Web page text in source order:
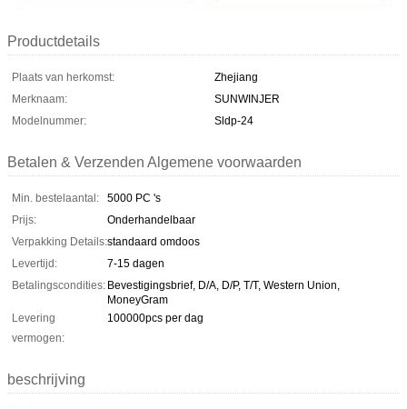
Productdetails
Plaats van herkomst:
Zhejiang
Merknaam:
SUNWINJER
Modelnummer:
Sldp-24
Betalen & Verzenden Algemene voorwaarden
Min. bestelaantal:
5000 PC 's
Prijs:
Onderhandelbaar
Verpakking Details:standaard omdoos
Levertijd:
7-15 dagen
Betalingscondities: Bevestigingsbrief, D/A, D/P, T/T, Western Union,
MoneyGram
Levering
vermogen:
100000pcs per dag
beschrijving